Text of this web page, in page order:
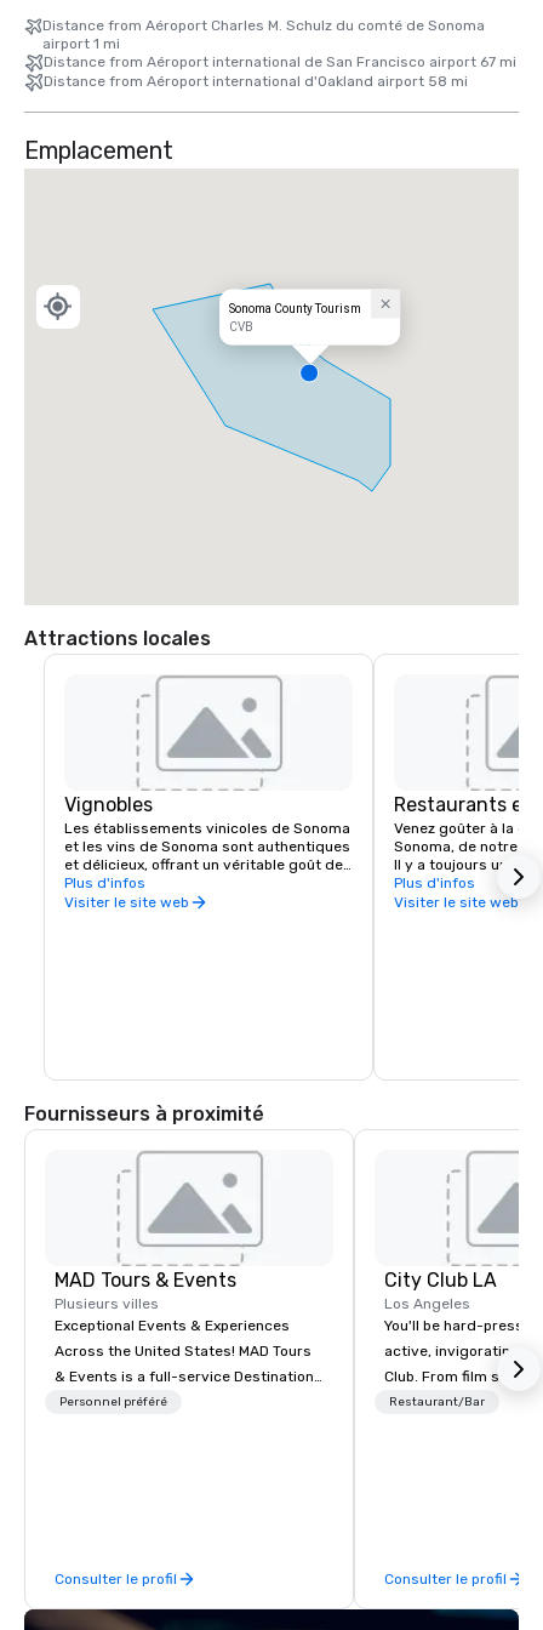
San Francisco (SFO) : 65 milles
Distance from Aéroport Charles M. Schulz du comté de Sonoma
airport 1 mi
Distance from Aéroport international de San Francisco airport 67 mi
Distance from Aéroport international d'Oakland airport 58 mi
Emplacement
Sonoma County Tourism
CVB
Attractions locales
Vignobles
Les établissements vinicoles de Sonoma
et les vins de Sonoma sont authentiques
et délicieux, offrant un véritable goût de
cette région viticole authentique. Avec
plus de 425 établissements vinicoles, le
Plus d'infos
Visiter le site web
Restaurants et
Venez goûter à la
Sonoma, de notre
Il y a toujours une
que ce soit dans un
auberge
Plus d'infos
Visiter le site web
Fournisseurs à proximité
MAD Tours & Events
Plusieurs villes
Exceptional Events & Experiences
Across the United States! MAD Tours
& Events is a full-service Destination
Management Company specializing in
sourcing, accommodations,
transportation, VIP services, dining
Personnel préféré
Consulter le profil
City Club LA
Los Angeles
You'll be hard-
active, invigorating
Club. From film
dinners to high-
Restaurant/Bar
Consulter le profil